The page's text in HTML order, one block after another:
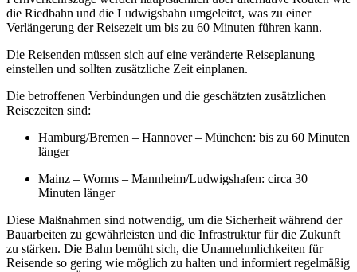
die Riedbahn und die Ludwigsbahn umgeleitet, was zu einer
Verlängerung der Reisezeit um bis zu 60 Minuten führen kann.
Die Reisenden müssen sich auf eine veränderte Reiseplanung
einstellen und sollten zusätzliche Zeit einplanen.
Die betroffenen Verbindungen und die geschätzten zusätzlichen
Reisezeiten sind:
Hamburg/Bremen – Hannover – München: bis zu 60 Minuten
länger
Mainz – Worms – Mannheim/Ludwigshafen: circa 30
Minuten länger
Diese Maßnahmen sind notwendig, um die Sicherheit während der
Bauarbeiten zu gewährleisten und die Infrastruktur für die Zukunft
zu stärken. Die Bahn bemüht sich, die Unannehmlichkeiten für
Reisende so gering wie möglich zu halten und informiert regelmäßig